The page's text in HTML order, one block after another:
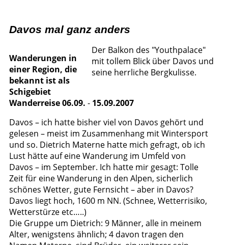
Davos mal ganz anders
Der Balkon des "Youthpalace"
mit tollem Blick über Davos und
seine herrliche Bergkulisse.
Wanderungen in
einer Region, die
bekannt ist als
Schigebiet
Wanderreise 06.09. -15.09.2007
Davos – ich hatte bisher viel von Davos gehört und
gelesen – meist im Zusammenhang mit Wintersport
und so. Dietrich Materne hatte mich gefragt, ob ich
Lust hätte auf eine Wanderung im Umfeld von
Davos – im September. Ich hatte mir gesagt: Tolle
Zeit für eine Wanderung in den Alpen, sicherlich
schönes Wetter, gute Fernsicht – aber in Davos?
Davos liegt hoch, 1600 m NN. (Schnee, Wetterrisiko,
Wetterstürze etc…..)
Die Gruppe um Dietrich: 9 Männer, alle in meinem
Alter, wenigstens ähnlich; 4 davon tragen den